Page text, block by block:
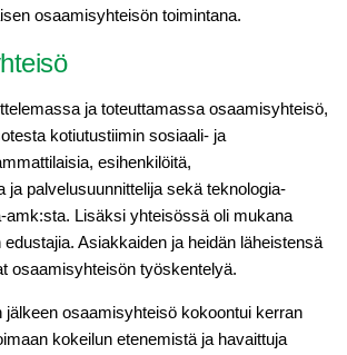
osaamisyhteisön toimintana.
ja toteuttamassa osaamisyhteisö,
kotiutustiimin sosiaali- ja
esihenkilöitä,
ja palvelusuunnittelija sekä teknologia-
amk:sta. Lisäksi yhteisössä oli mukana
Asiakkaiden ja heidän läheistensä
osaamisyhteisön työskentelyä.
jälkeen osaamisyhteisö kokoontui kerran
kokeilun etenemistä ja havaittuja